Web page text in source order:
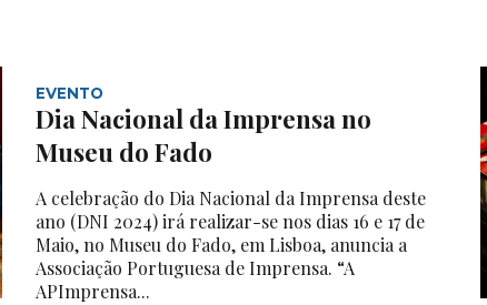
EVENTO
Dia Nacional da Imprensa no
Museu do Fado
A celebração do Dia Nacional da Imprensa deste
ano (DNI 2024) irá realizar-se nos dias 16 e 17 de
Maio, no Museu do Fado, em Lisboa, anuncia a
Associação Portuguesa de Imprensa. “A
APImprensa...